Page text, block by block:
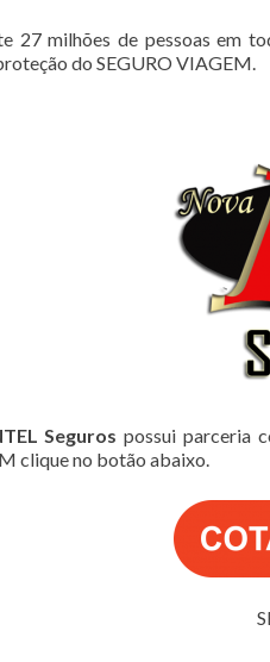
27 milhões de pessoas em
do SEGURO VIAGEM.
Seguros possui parceria
clique no botão abaixo.